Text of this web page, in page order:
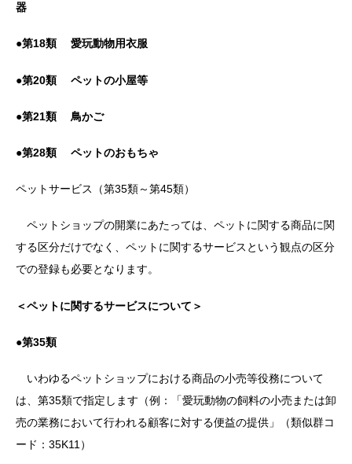
器
●第18類 愛玩動物用衣服
●第20類 ペットの小屋等
●第21類 鳥かご
●第28類 ペットのおもちゃ
ペットサービス（第35類～第45類）
ペットショップの開業にあたっては、ペットに関する商品に関
する区分だけでなく、ペットに関するサービスという観点の区分
での登録も必要となります。
＜ペットに関するサービスについて＞
●第35類
いわゆるペットショップにおける商品の小売等役務について
は、第35類で指定します（例：「愛玩動物の飼料の小売または卸
売の業務において行われる顧客に対する便益の提供」（類似群コ
ード：35K11）